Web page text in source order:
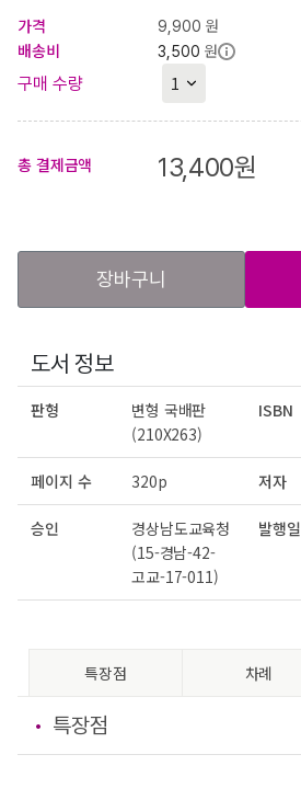
가격
9,900 원
배송비
3,500 원
구매 수량
총 결제금액 13,400원
장바구니
도서 정보
판형
변형 국배판
(210X263)
ISBN
페이지 수 320p 저자
승인
경상남도교육청
(15-경남-42-
고교-17-011)
발행일
특장점 차례
특장점